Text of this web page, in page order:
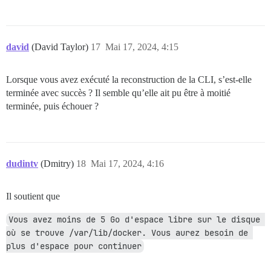
david (David Taylor) Mai 17, 2024, 4:15
17
Lorsque vous avez exécuté la reconstruction de la CLI, s’est-elle
terminée avec succès ? Il semble qu’elle ait pu être à moitié
terminée, puis échouer ?
dudintv (Dmitry) Mai 17, 2024, 4:16
18
Il soutient que
Vous avez moins de 5 Go d'espace libre sur le disque
où se trouve /var/lib/docker. Vous aurez besoin de
plus d'espace pour continuer